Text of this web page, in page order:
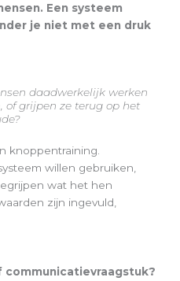
Een systeem
je niet met een druk
daadwerkelijk werken
of grijpen ze terug op het
knoppentraining.
willen gebruiken,
wat het hen
zijn ingevuld,
communicatievraagstuk?